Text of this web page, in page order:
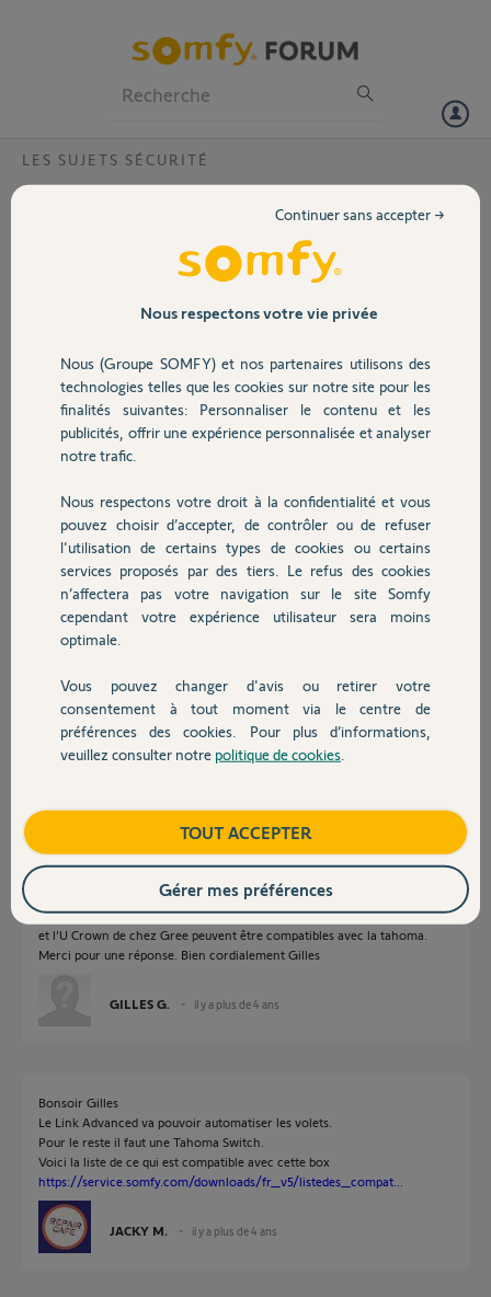
Volet
Sécurité
Domotique
Chauffage
Autres produits
Devis avec un pro
Contact
LES SUJETS SÉCURITÉ
Je souhaiterais savoir s’il est possible d’acheter le link advanced
individuellement pour remplacer le link. Si oui, est il compatible avec
les intelliTag, sirène intérieure et extérieure et les indoor et outdoor
camera? Je vous remercie de votre attention, bien cordialement.
Merci,
GILLES G.
il y a plus de 4 ans
Participer au fil de discussion
Réponses
Bonjour Gilles
La réponse est OUI a toutes vos questions et voici le lien pour
https://boutique.somfy.fr/alarme-advanced-sur-mesure.html
JACKY M. il y a plus de 4 ans
Bonsoir et merci Jacky pour cette rapide réponse. Comme je souhaite
aussi domotiser certains équipements (volets roulants, porte basculante
peuvent pas être pilotés avec le link advanced et qu’il faut s’équiper de la
box tahoma??? A ce sujet est ce que les PAC air/air Ethera de Panasonic
et l’U Crown de chez Gree peuvent être compatibles avec la tahoma.
Merci pour une réponse. Bien cordialement Gilles
GILLES G. il y a plus de 4 ans
Bonsoir Gilles
Le Link Advanced va pouvoir automatiser les volets.
Pour le reste il faut une Tahoma Switch.
Voici la liste de ce qui est compatible avec cette box
https://service.somfy.com/downloads/fr_v5/listedes_compat...
JACKY M. il y a plus de 4 ans
Nous respectons votre vie privée
Nous (Groupe SOMFY) et nos partenaires utilisons des
technologies telles que les cookies sur notre site pour les
finalités suivantes: Personnaliser le contenu et les
publicités, offrir une expérience personnalisée et analyser
notre trafic.
Nous respectons votre droit à la confidentialité et vous
pouvez choisir d’accepter, de contrôler ou de refuser
l'utilisation de certains types de cookies ou certains
services proposés par des tiers. Le refus des cookies
n’affectera pas votre navigation sur le site Somfy
cependant votre expérience utilisateur sera moins
optimale.
Vous pouvez changer d'avis ou retirer votre
consentement à tout moment via le centre de
préférences des cookies. Pour plus d’informations,
veuillez consulter notre politique de cookies
Continuer sans accepter →
TOUT ACCEPTER
Gérer mes préférences